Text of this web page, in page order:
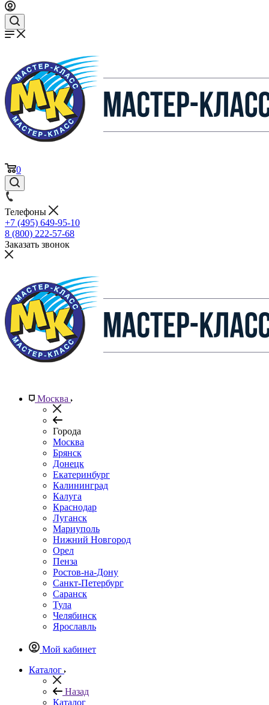
0
Телефоны
+7 (495) 649-95-10
8 (800) 222-57-68
Заказать звонок
Москва
Города
Москва
Брянск
Донецк
Екатеринбург
Калининград
Калуга
Краснодар
Луганск
Мариуполь
Нижний Новгород
Орел
Пенза
Ростов-на-Дону
Санкт-Петербург
Саранск
Тула
Челябинск
Ярославль
Мой кабинет
Каталог
Назад
Каталог